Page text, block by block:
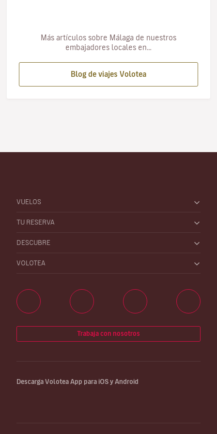
Más artículos sobre Málaga de nuestros
embajadores locales en…
Blog de viajes Volotea
VUELOS
TU RESERVA
DESCUBRE
VOLOTEA
Trabaja con nosotros
Descarga Volotea App para iOS y Android